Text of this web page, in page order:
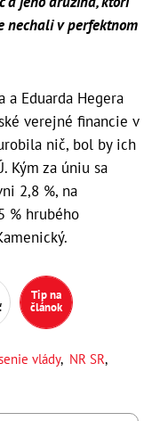
nechali v perfektnom
a Eduarda Hegera
verejné financie v
nič, bol by ich
Kým za úniu sa
2,8 %, na
% hrubého
Tip na
článok
vlády, NR SR,